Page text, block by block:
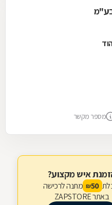
מספר מקשר
איש מקצוע?
50
₪ מתנה לרכישה
באתר ZAPSTORE